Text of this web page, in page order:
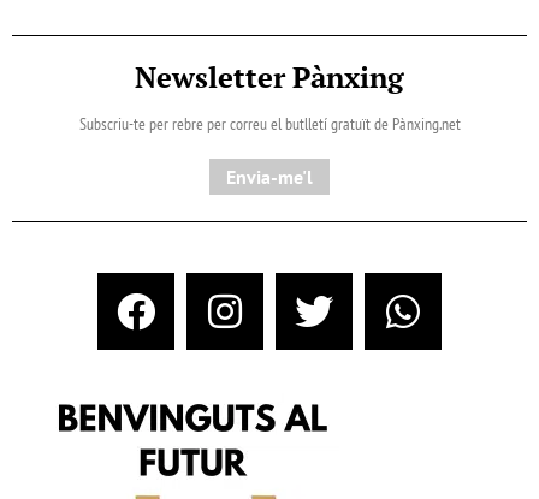
Newsletter Pànxing
Subscriu-te per rebre per correu el butlletí gratuït de Pànxing.net​
Envia-me'l